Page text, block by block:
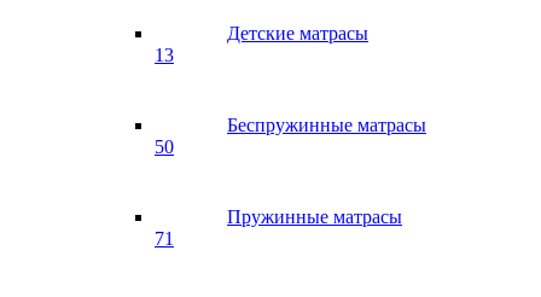
Детские матрасы
13
Беспружинные матрасы
50
Пружинные матрасы
71